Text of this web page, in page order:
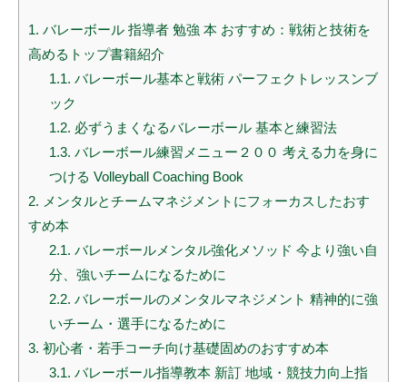
1. バレーボール 指導者 勉強 本 おすすめ：戦術と技術を
高めるトップ書籍紹介
1.1. バレーボール基本と戦術 パーフェクトレッスンブ
ック
1.2. 必ずうまくなるバレーボール 基本と練習法
1.3. バレーボール練習メニュー２００ 考える力を身に
つける Volleyball Coaching Book
2. メンタルとチームマネジメントにフォーカスしたおす
すめ本
2.1. バレーボールメンタル強化メソッド 今より強い自
分、強いチームになるために
2.2. バレーボールのメンタルマネジメント 精神的に強
いチーム・選手になるために
3. 初心者・若手コーチ向け基礎固めのおすすめ本
3.1. バレーボール指導教本 新訂 地域・競技力向上指